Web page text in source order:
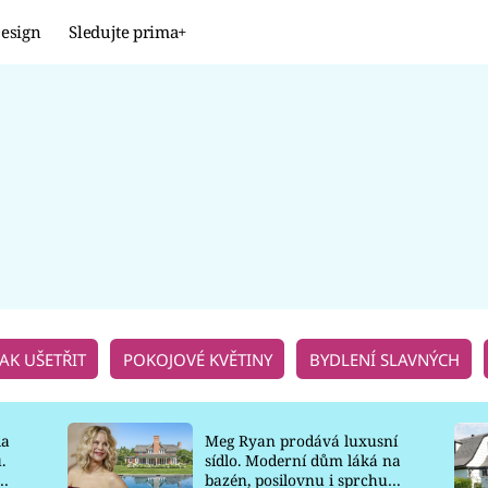
Sledujte prima+
UŠETŘIT POKOJOVÉ KVĚTINY BYDLENÍ SLAVNÝCH
Meg Ryan prodává luxusní
sídlo. Moderní dům láká na
bazén, posilovnu i sprchu